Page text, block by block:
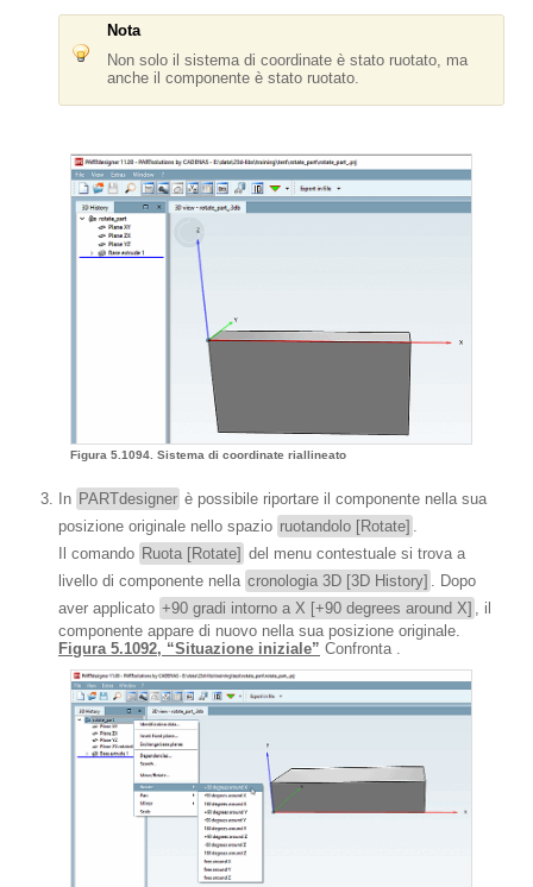
Nota
Non solo il sistema di coordinate è stato ruotato, ma
anche il componente è stato ruotato.
Figura 5.1094. Sistema di coordinate riallineato
In PARTdesigner è possibile riportare il componente nella sua
posizione originale nello spazio ruotandolo [Rotate]
Il comando Ruota [Rotate] del menu contestuale si trova a
livello di componente nella cronologia 3D [3D History]
. Dopo
aver applicato +90 gradi intorno a X [+90 degrees around X]
, il
componente appare di nuovo nella sua posizione originale.
Figura 5.1092, “Situazione iniziale” Confronta .